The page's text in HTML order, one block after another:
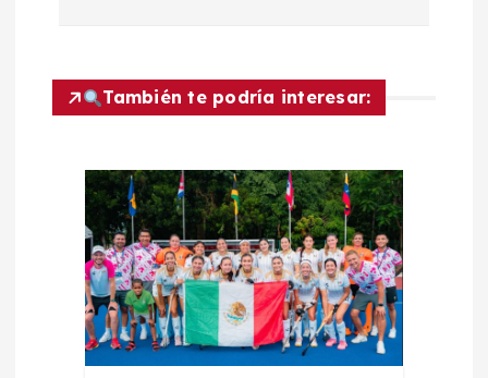
c
También te podría interesar: